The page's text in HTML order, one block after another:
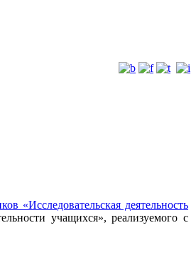
«Исследовательская деятельность
учащихся», реализуемого с